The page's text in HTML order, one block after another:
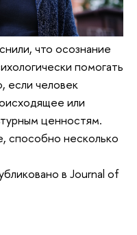
что осознание
помогать
если человек
или
ценностям.
способно несколько
в Journal of